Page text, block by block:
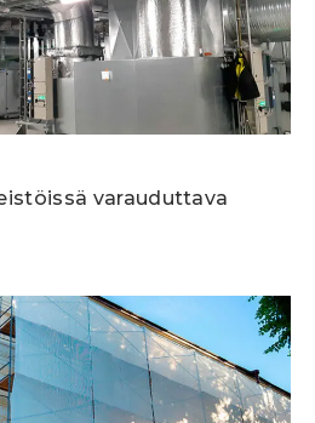
varauduttava